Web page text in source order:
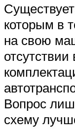
которым в
на свою
Вопрос
схему